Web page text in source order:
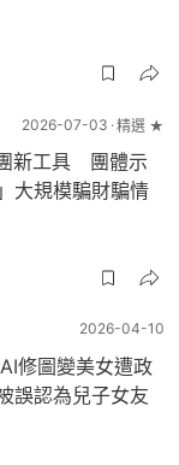
2026-07-03 精選 ★
新工具 團體示
大規模騙財騙情
2026-04-10
修圖變美女遭政
誤認為兒子女友